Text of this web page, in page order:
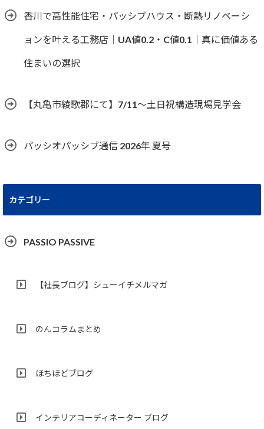
香川で高性能住宅・パッシブハウス・断熱リノベーシ
ョンを叶える工務店｜UA値0.2・C値0.1｜真に価値ある
住まいの選択
【丸亀市綾歌郡にて】7/11～土日祝構造現場見学会
パッシオパッシブ通信 2026年 夏号
カテゴリー
PASSIO PASSIVE
【社長ブログ】シューイチメルマガ
のんコラムまとめ
ほちほどブログ
インテリアコーディネーター ブログ